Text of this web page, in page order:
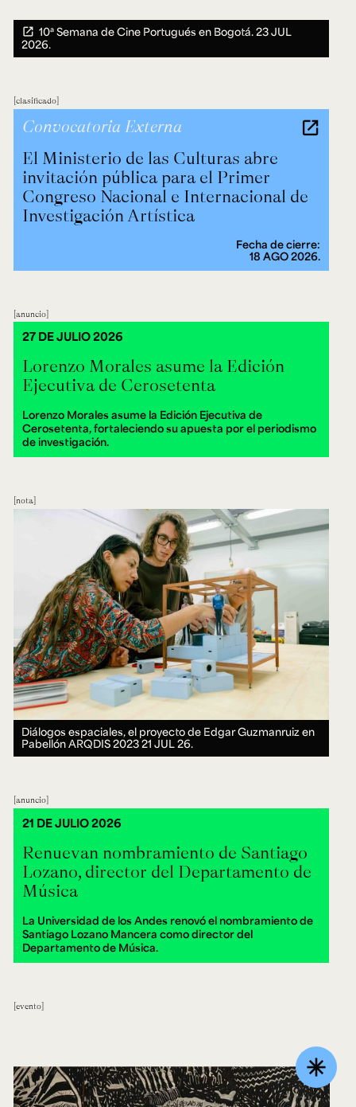
10ª Semana de Cine Portugués en Bogotá.23 JUL
2026.
clasificado
El Ministerio de las Culturas abre
invitación pública para el Primer
Congreso Nacional e Internacional de
Investigación Artística
Convocatoria Externa
Fecha de cierre:
18 AGO 2026.
anuncio
Lorenzo Morales asume la Edición
Ejecutiva de Cerosetenta
Lorenzo Morales asume la Edición Ejecutiva de
Cerosetenta, fortaleciendo su apuesta por el periodismo
de investigación.
27 DE JULIO 2026
nota
Diálogos espaciales, el proyecto de Edgar Guzmanruiz en
Pabellón ARQDIS 202321 JUL 26.
anuncio
Renuevan nombramiento de Santiago
Lozano, director del Departamento de
Música
La Universidad de los Andes renovó el nombramiento de
Santiago Lozano Mancera como director del
Departamento de Música.
21 DE JULIO 2026
evento
asterisk